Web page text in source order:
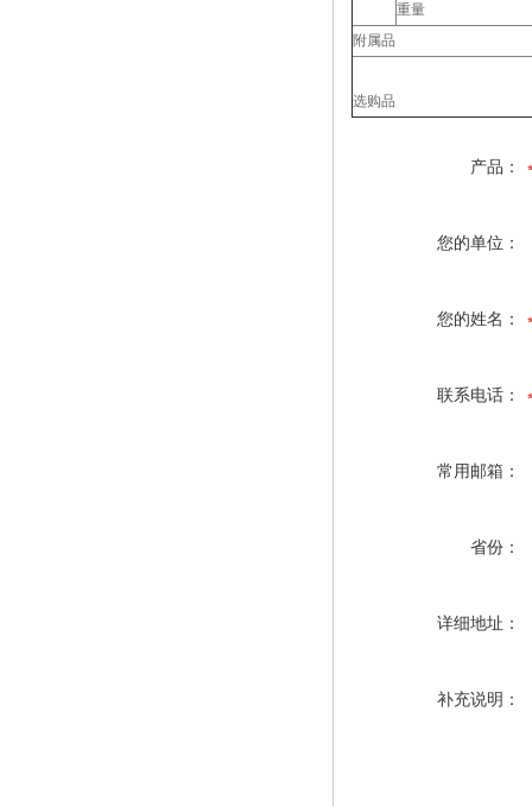
重量
附属品
选购品
产品：
您的单位：
您的姓名：
联系电话：
常用邮箱：
省份：
详细地址：
补充说明：